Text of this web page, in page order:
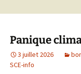
Panique
3 juillet 2026
SCE-info